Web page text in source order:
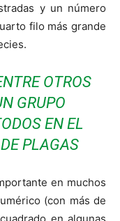
y un número
filo más grande
OTROS
GRUPO
EN EL
PLAGAS
en muchos
(con más de